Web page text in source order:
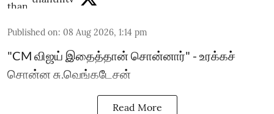
Published on: 08 Aug 2026, 1:14 pm
"CM விஜய் இதைத்தான் சொன்னார்" - உரக்கச்
சொன்ன சு.வெங்கடேசன்
Read More